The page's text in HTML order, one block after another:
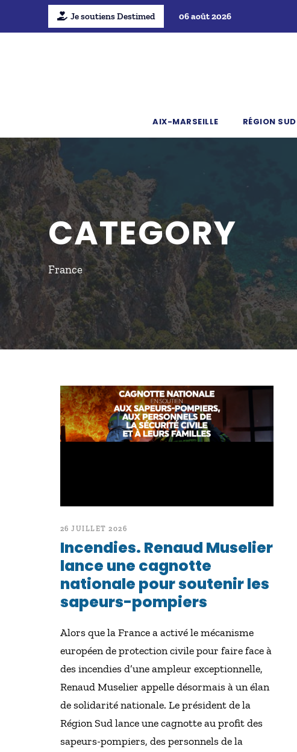
Je soutiens Destimed 06 août 2026
AIX-MARSEILLE RÉGION SUD
CATEGORY
France
26 JUILLET 2026
Incendies. Renaud Muselier
lance une cagnotte
nationale pour soutenir les
sapeurs-pompiers
Alors que la France a activé le mécanisme
européen de protection civile pour faire face à
des incendies d’une ampleur exceptionnelle,
Renaud Muselier appelle désormais à un élan
de solidarité nationale. Le président de la
Région Sud lance une cagnotte au profit des
sapeurs-pompiers, des personnels de la